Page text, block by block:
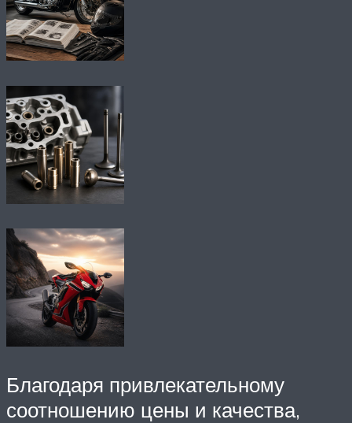
Благодаря привлекательному
соотношению цены и качества,